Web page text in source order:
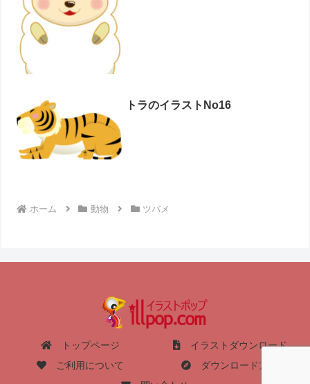
トラのイラストNo16
ホーム 動物 ツバメ
トップページ
イラストダウンロード
ご利用について
ダウンロード方法